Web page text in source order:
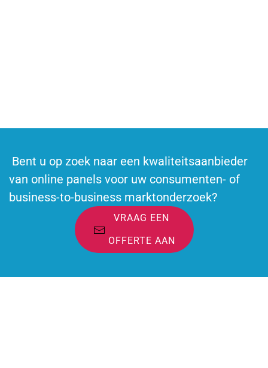
Bent u op zoek naar een kwaliteitsaanbieder
van online panels voor uw consumenten- of
business-to-business marktonderzoek?
VRAAG EEN
OFFERTE AAN